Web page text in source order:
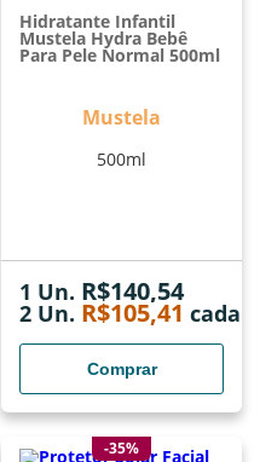
Hidratante Infantil
Mustela Hydra Bebê
Para Pele Normal 500ml
Mustela
500ml
1 Un. R$140,54
2 Un. R$105,41 cada
Comprar
-35%